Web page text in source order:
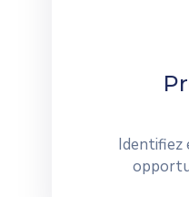
Identifiez